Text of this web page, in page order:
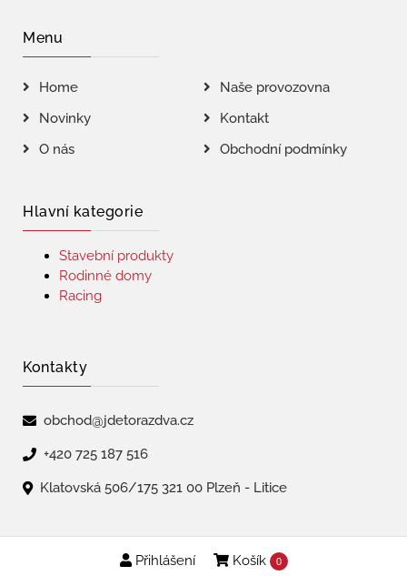
Přihlášení Košík 0
Menu
Home
Naše provozovna
Novinky
Kontakt
O nás
Obchodní podmínky
Hlavní kategorie
Stavební produkty
Rodinné domy
Racing
Kontakty
obchod@jdetorazdva.cz
+420 725 187 516
Klatovská 506/175 321 00 Plzeň - Litice
Copyright © 2026 | jdetorazdva